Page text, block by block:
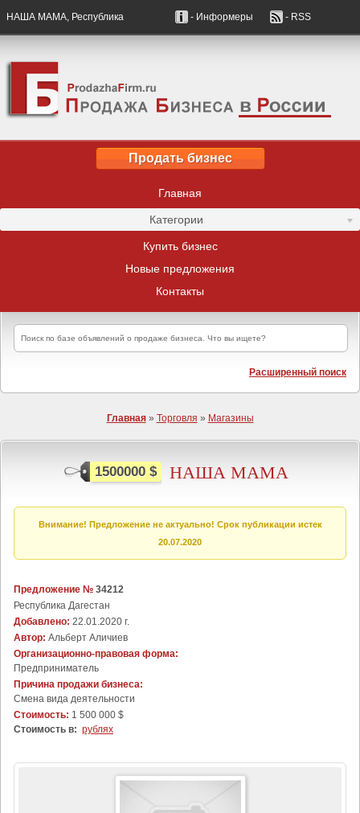
НАША МАМА, Республика - Информеры - RSS
Продать бизнес
Главная
Категории
Купить бизнес
Новые предложения
Контакты
Расширенный поиск
Главная» Торговля » Магазины
1500000 $ НАША МАМА
Внимание! Предложение не актуально! Срок публикации истек
20.07.2020
Предложение № 34212
Республика Дагестан
Добавлено: 22.01.2020 г.
Автор: Альберт Аличиев
Организационно-правовая форма:
Предприниматель
Причина продажи бизнеса:
Cмена вида деятельности
Стоимость: 1 500 000 $
Стоимость в: рублях